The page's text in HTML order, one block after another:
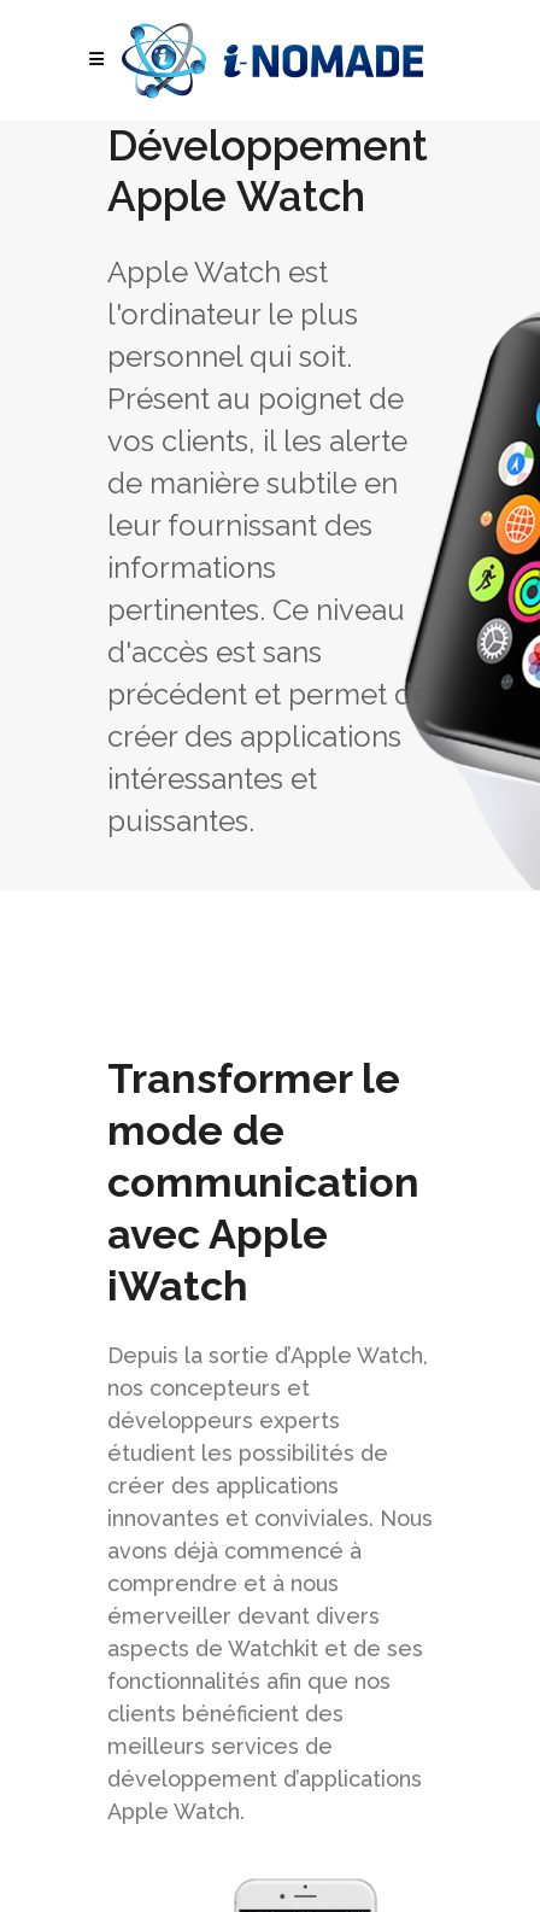
Développement
Apple Watch
Apple Watch est
l'ordinateur le plus
personnel qui soit.
Présent au poignet de
vos clients, il les alerte
de manière subtile en
leur fournissant des
informations
pertinentes. Ce niveau
d'accès est sans
précédent et permet de
créer des applications
intéressantes et
puissantes.
Transformer le
mode de
communication
avec Apple
iWatch
Depuis la sortie d’Apple Watch,
nos concepteurs et
développeurs experts
étudient les possibilités de
créer des applications
innovantes et conviviales. Nous
avons déjà commencé à
comprendre et à nous
émerveiller devant divers
aspects de Watchkit et de ses
fonctionnalités afin que nos
clients bénéficient des
meilleurs services de
développement d’applications
Apple Watch.